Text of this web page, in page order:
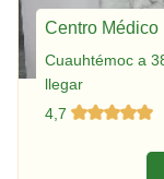
Centro Médico
Cuauhtémoc a
llegar
4,7